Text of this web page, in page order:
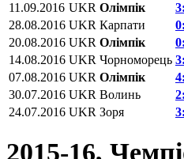
11.09.2016 UKR Олімпік
28.08.2016 UKR Карпати
20.08.2016 UKR Олімпік
14.08.2016 UKR Чорноморець
07.08.2016 UKR Олімпік
30.07.2016 UKR Волинь
24.07.2016 UKR Зоря
2015-16,